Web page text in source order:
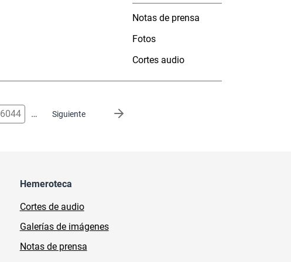
Notas de prensa
Fotos
Cortes audio
6044 … Siguiente
Siguiente página
Hemeroteca
Cortes de audio
Galerías de imágenes
Notas de prensa